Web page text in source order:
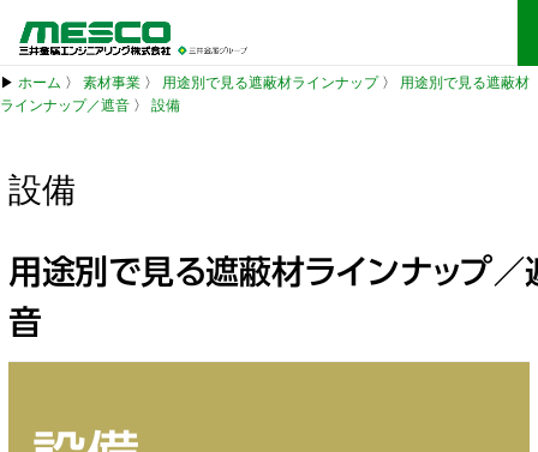
▶ ホーム 〉 素材事業 〉 用途別で見る遮蔽材ラインナップ〉 用途別で見る遮蔽材
ラインナップ／遮音 〉 設備
設備
用途別で見る遮蔽材ラインナップ／
音